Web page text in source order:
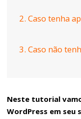
2. Caso tenha
3. Caso não
Neste tutorial
WordPress em